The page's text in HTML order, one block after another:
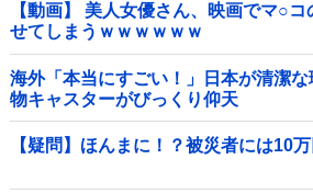
【動画】 美人女優さん、映画でマ○
せてしまうｗｗｗｗｗｗ
海外「本当にすごい！」日本が清潔
物キャスターがびっくり仰天
【疑問】ほんまに！？被災者には10